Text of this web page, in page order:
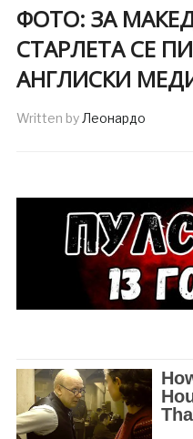
ФОТО: ЗА
СТАРЛЕТА СЕ
АНГЛИСКИ
Written byЛеонардо